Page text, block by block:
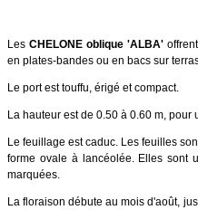
Les CHELONE oblique 'ALBA'
en plates-bandes ou en bacs sur
Le port est touffu, érigé et compact.
La hauteur est de 0.50 à 0.60 m, pour
Le feuillage est caduc. Les feuilles
forme ovale à lancéolée. Elles sont
marquées.
La floraison débute au mois d'août,